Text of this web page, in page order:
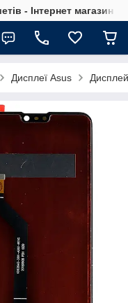
- Інтернет магазин
Дисплеї Asus